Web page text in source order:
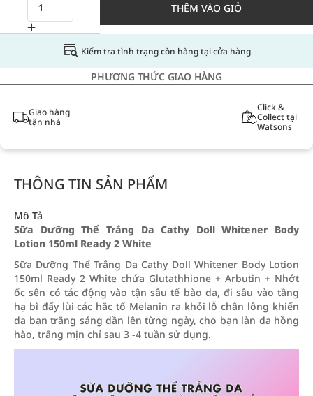
THÊM VÀO GIỎ
Kiểm tra tình trạng còn hàng tại cửa hàng
PHƯƠNG THỨC GIAO HÀNG
Giao hàng
tận nhà
Click &
Collect tại
Watsons
THÔNG TIN SẢN PHẨM
Mô Tả
Sữa Dưỡng Thể Trắng Da Cathy Doll Whitener Body
Lotion 150ml Ready 2 White
Sữa Dưỡng Thể Trắng Da Cathy Doll Whitener Body Lotion
150ml Ready 2 White chứa Glutathhione + Arbutin + Nhớt
ốc sên có tác động vào tận sâu tế bào da, đi sâu vào tầng
hạ bì đẩy lùi các hắc tố Melanin ra khỏi lỗ chân lông khiến
da bạn trắng sáng dần lên từng ngày, cho bạn làn da hồng
hào, trắng mịn chỉ sau 3 -4 tuần sử dụng.